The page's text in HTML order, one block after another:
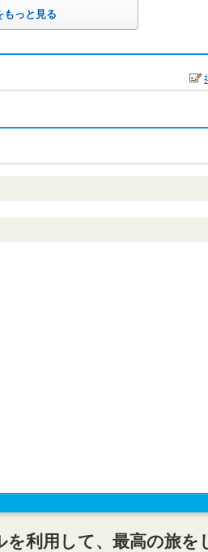
もっと見る
を利用して、最高の旅を